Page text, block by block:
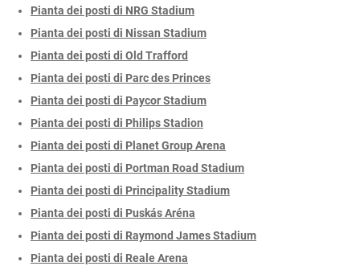
Pianta dei posti di NRG Stadium
Pianta dei posti di Nissan Stadium
Pianta dei posti di Old Trafford
Pianta dei posti di Parc des Princes
Pianta dei posti di Paycor Stadium
Pianta dei posti di Philips Stadion
Pianta dei posti di Planet Group Arena
Pianta dei posti di Portman Road Stadium
Pianta dei posti di Principality Stadium
Pianta dei posti di Puskás Aréna
Pianta dei posti di Raymond James Stadium
Pianta dei posti di Reale Arena